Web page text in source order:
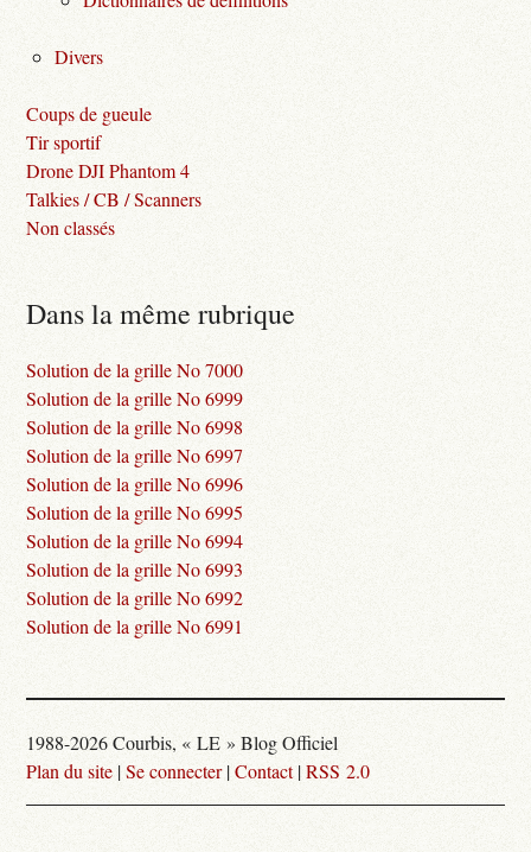
Divers
Coups de gueule
Tir sportif
Drone DJI Phantom 4
Talkies / CB / Scanners
Non classés
Dans la même rubrique
Solution de la grille No 7000
Solution de la grille No 6999
Solution de la grille No 6998
Solution de la grille No 6997
Solution de la grille No 6996
Solution de la grille No 6995
Solution de la grille No 6994
Solution de la grille No 6993
Solution de la grille No 6992
Solution de la grille No 6991
1988-2026 Courbis, « LE » Blog Officiel
Plan du site |Se connecter|Contact|RSS 2.0